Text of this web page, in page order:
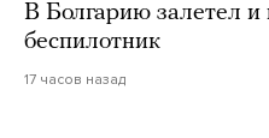
В Болгарию залетел и
беспилотник
17 часов назад